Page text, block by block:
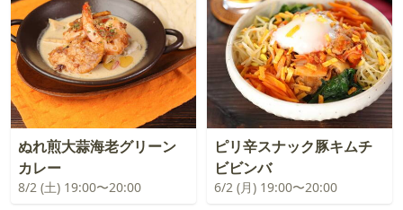
ぬれ煎大蒜海老グリーン
カレー
8/2 (土) 19:00〜20:00
ピリ辛スナック豚キムチ
ビビンバ
6/2 (月) 19:00〜20:00